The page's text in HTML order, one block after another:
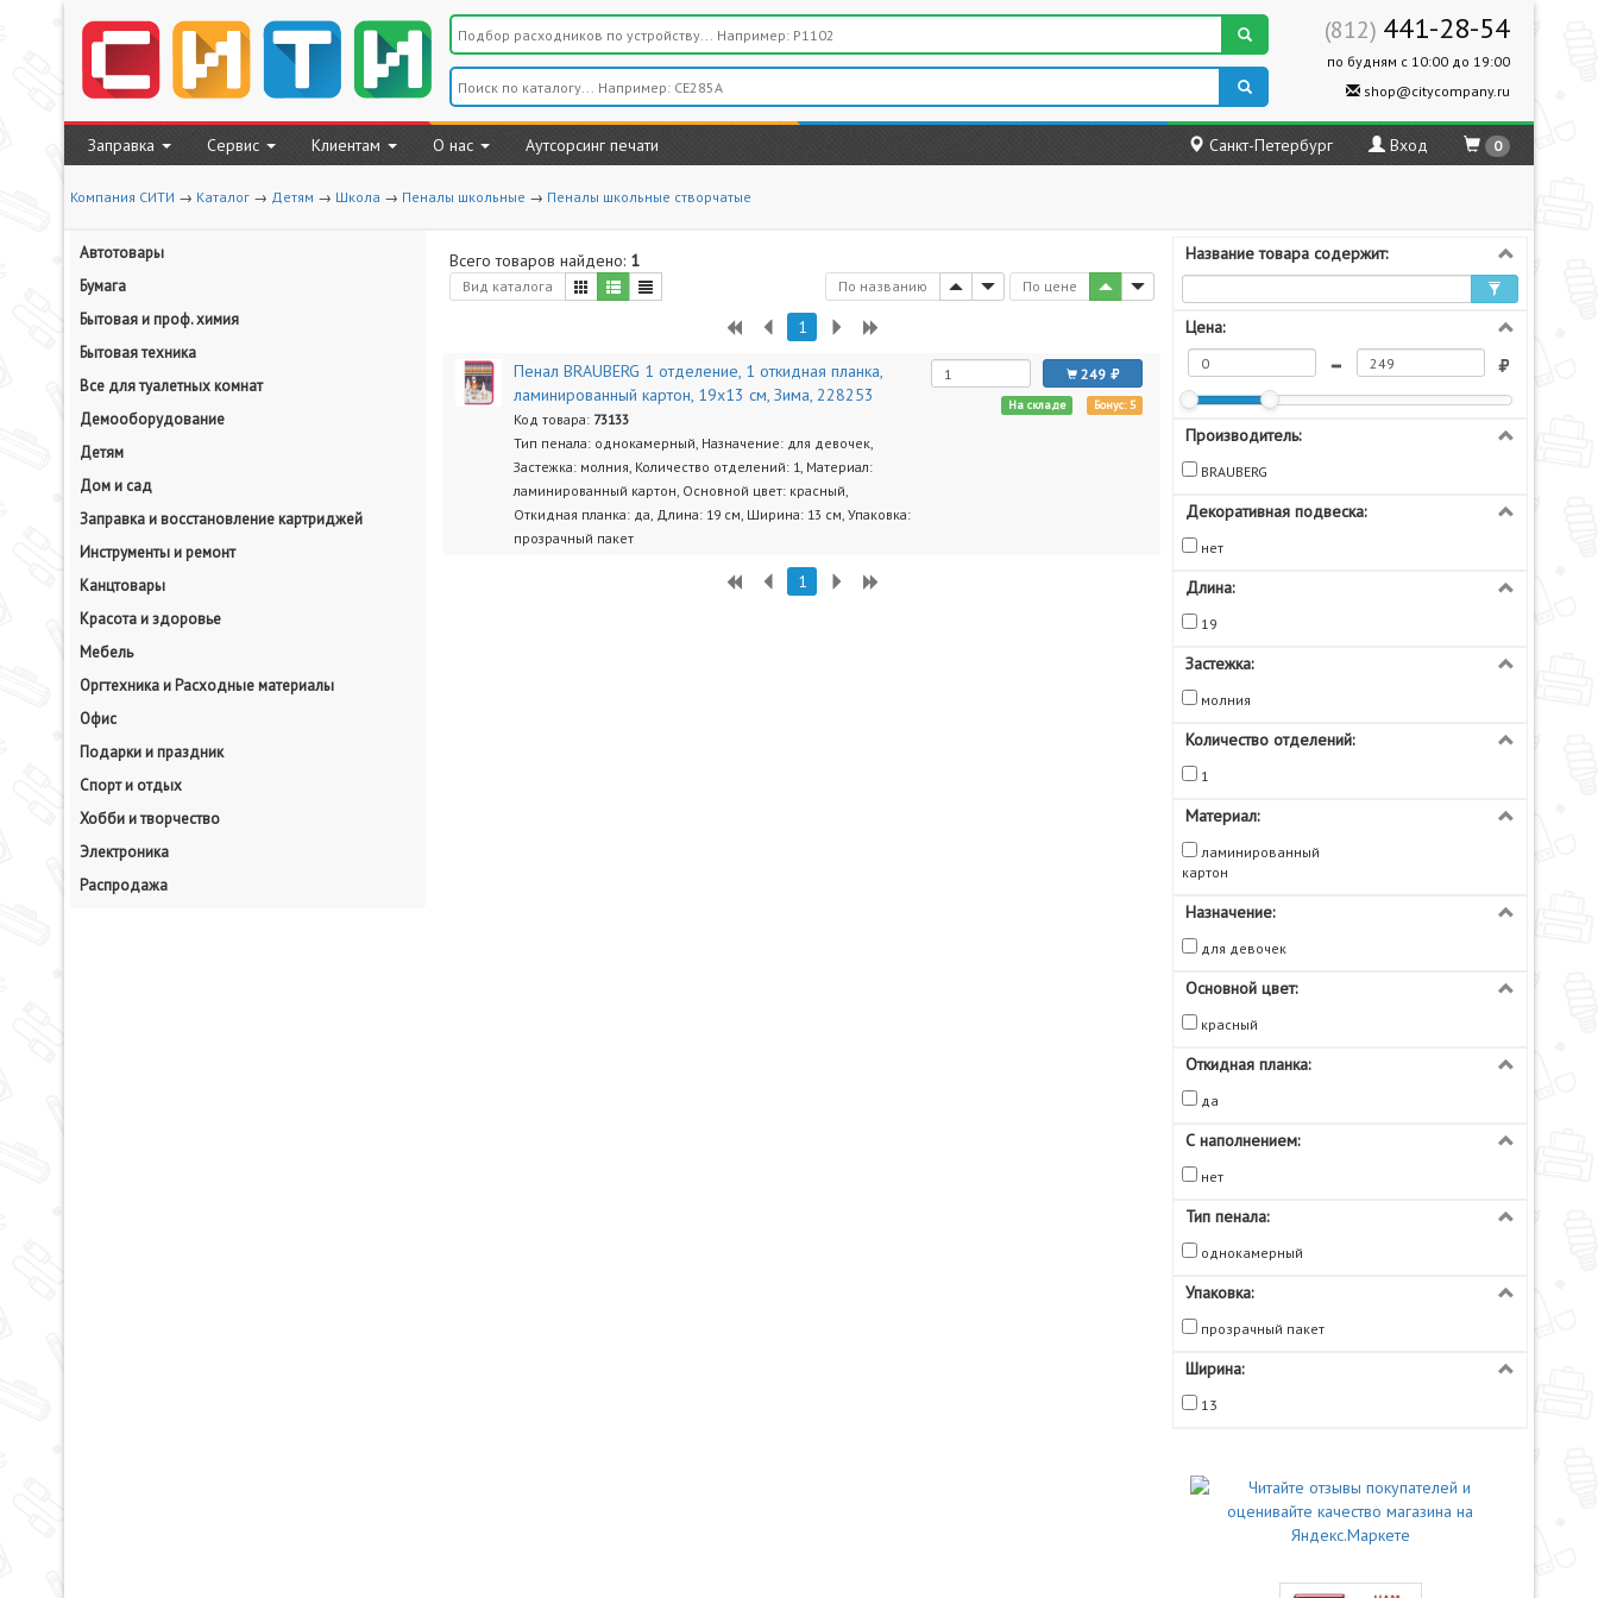
(812) 441-28-54
по будням с 10:00 до 19:00
shop@citycompany.ru
Заправка Сервис Клиентам О нас Аутсорсинг печати Санкт-Петербург Вход 0
Компания СИТИ → Каталог → Детям → Школа → Пеналы школьные → Пеналы школьные створчатые
Автотовары
Бумага
Бытовая и проф. химия
Бытовая техника
Все для туалетных комнат
Демооборудование
Детям
Дом и сад
Заправка и восстановление картриджей
Инструменты и ремонт
Канцтовары
Красота и здоровье
Мебель
Оргтехника и Расходные материалы
Офис
Подарки и праздник
Спорт и отдых
Хобби и творчество
Электроника
Распродажа
Название товара содержит:
Цена:
Производитель:
BRAUBERG
Декоративная подвеска:
нет
Длина:
19
Застежка:
молния
Количество отделений:
1
Материал:
ламинированный
картон
Назначение:
для девочек
Основной цвет:
красный
Откидная планка:
да
С наполнением:
нет
Тип пенала:
однокамерный
Упаковка:
прозрачный пакет
Ширина:
13
Всего товаров найдено: 1
Вид каталога По названию По цене
1
Пенал BRAUBERG 1 отделение, 1 откидная планка,
ламинированный картон, 19х13 см, Зима, 228253
Код товара: 73133
Тип пенала: однокамерный, Назначение: для девочек,
Застежка: молния, Количество отделений: 1, Материал:
ламинированный картон, Основной цвет: красный,
Откидная планка: да, Длина: 19 см, Ширина: 13 см, Упаковка:
прозрачный пакет
249
На складе Бонус: 5
1